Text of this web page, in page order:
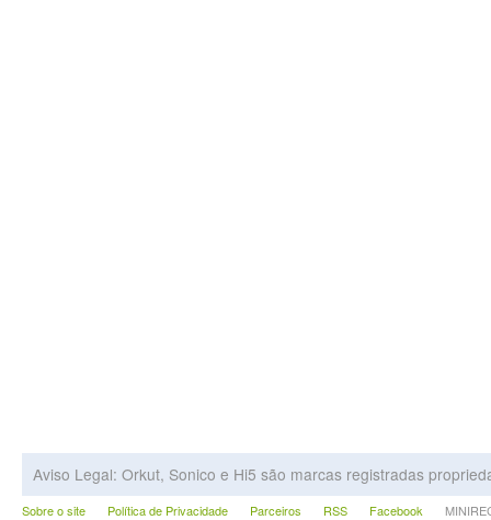
Aviso Legal: Orkut, Sonico e Hi5 são marcas registradas
Sobre o site Política de Privacidade Parceiros RSS Facebook